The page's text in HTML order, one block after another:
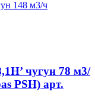
чугун 78 м3/
PSH) арт.